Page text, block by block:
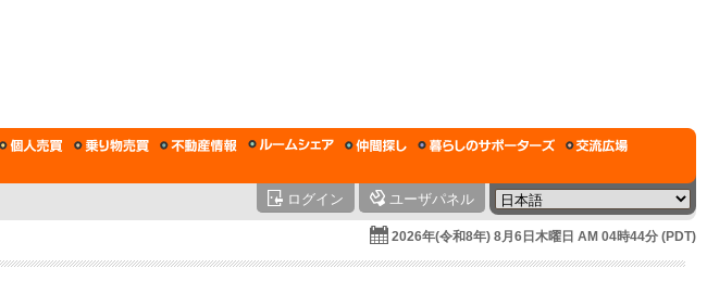
ログイン ユーザパネル
2026年(令和8年) 8月6日木曜日 AM 04時44分 (PDT)